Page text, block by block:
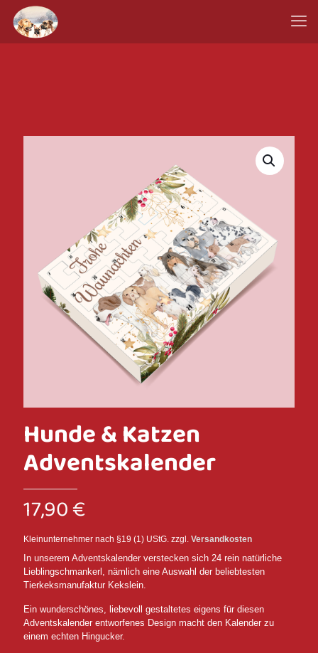
Hunde & Katzen
Adventskalender
17,90€
Kleinunternehmer nach §19 (1) UStG. zzgl. Versandkosten
In unserem Adventskalender verstecken sich 24 rein natürliche
Lieblingschmankerl, nämlich eine Auswahl der beliebtesten
Tierkeksmanufaktur Kekslein.
Ein wunderschönes, liebevoll gestaltetes eigens für diesen
Adventskalender entworfenes Design macht den Kalender zu
einem echten Hingucker.